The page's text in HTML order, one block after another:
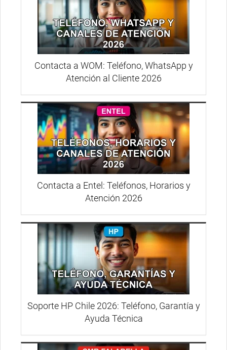
Contacta a WOM: Teléfono, WhatsApp y
Atención al Cliente 2026
Contacta a Entel: Teléfonos, Horarios y
Atención 2026
Soporte HP Chile 2026: Teléfono, Garantía y
Ayuda Técnica